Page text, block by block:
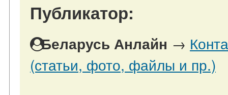
Публикатор:
Беларусь Анлайн →
(статьи, фото, файлы и пр.)